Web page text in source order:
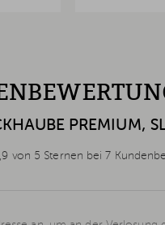
PREMIUM,
von 5 Sternen bei 7